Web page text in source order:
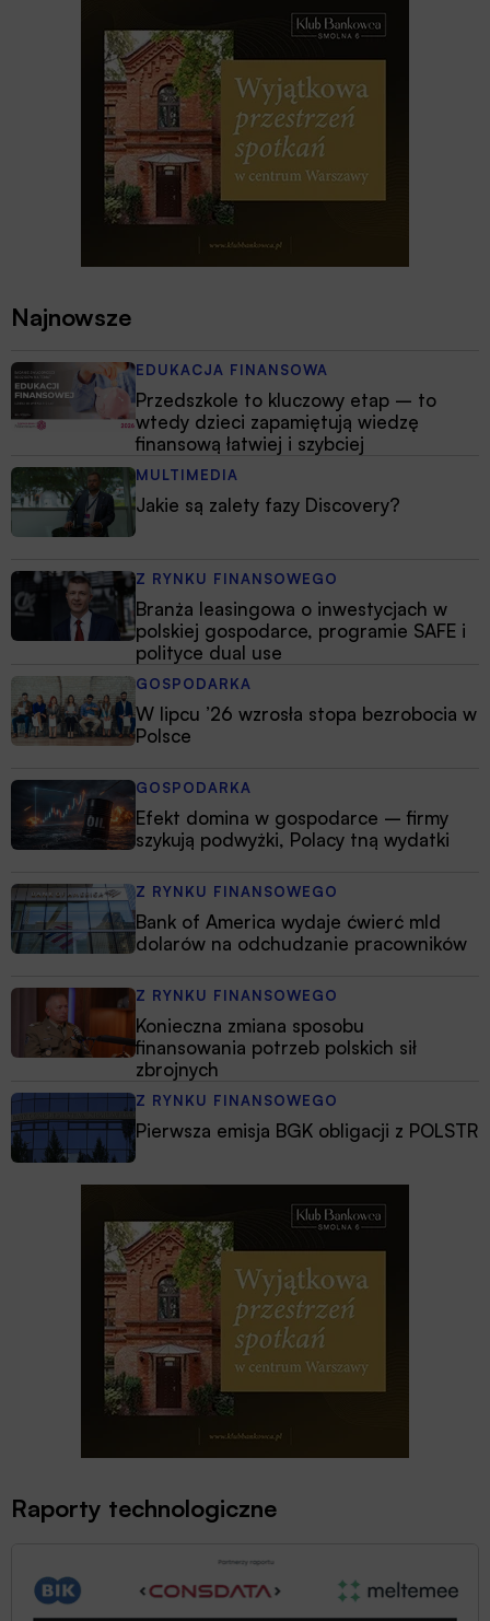
Najnowsze
EDUKACJA FINANSOWA
Przedszkole to kluczowy etap – to
wtedy dzieci zapamiętują wiedzę
finansową łatwiej i szybciej
MULTIMEDIA
Jakie są zalety fazy Discovery?
Z RYNKU FINANSOWEGO
Branża leasingowa o inwestycjach w
polskiej gospodarce, programie SAFE i
polityce dual use
GOSPODARKA
W lipcu ’26 wzrosła stopa bezrobocia w
Polsce
GOSPODARKA
Efekt domina w gospodarce – firmy
szykują podwyżki, Polacy tną wydatki
Z RYNKU FINANSOWEGO
Bank of America wydaje ćwierć mld
dolarów na odchudzanie pracowników
Z RYNKU FINANSOWEGO
Konieczna zmiana sposobu
finansowania potrzeb polskich sił
zbrojnych
Z RYNKU FINANSOWEGO
Pierwsza emisja BGK obligacji z POLSTR
Raporty technologiczne